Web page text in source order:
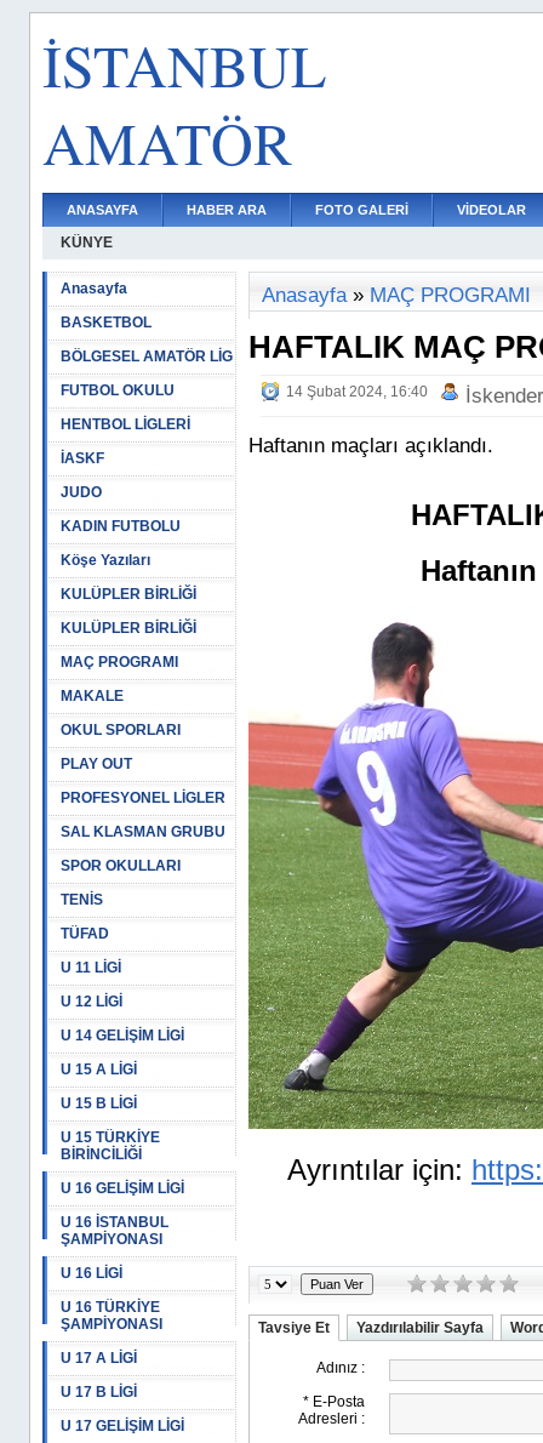
İSTANBUL
AMATÖR
ANASAYFA HABER ARA FOTO GALERİ VİDEOLAR
KÜNYE
Anasayfa
BASKETBOL
BÖLGESEL AMATÖR LİG
FUTBOL OKULU
HENTBOL LİGLERİ
İASKF
JUDO
KADIN FUTBOLU
Köşe Yazıları
KULÜPLER BİRLİĞİ
KULÜPLER BİRLİĞİ
MAÇ PROGRAMI
MAKALE
OKUL SPORLARI
PLAY OUT
PROFESYONEL LİGLER
SAL KLASMAN GRUBU
SPOR OKULLARI
TENİS
TÜFAD
U 11 LİGİ
U 12 LİGİ
U 14 GELİŞİM LİGİ
U 15 A LİGİ
U 15 B LİGİ
U 15 TÜRKİYE
BİRİNCİLİĞİ
U 16 GELİŞİM LİGİ
U 16 İSTANBUL
ŞAMPİYONASI
U 16 LİGİ
U 16 TÜRKİYE
ŞAMPİYONASI
U 17 A LİGİ
U 17 B LİGİ
U 17 GELİŞİM LİGİ
Anasayfa» MAÇ PROGRAMI
HAFTALIK MAÇ
14 Şubat 2024, 16:40
Haftanın maçları açıklandı.
Ayrıntılar için:
Tavsiye Et Yazdırılabilir Sayfa